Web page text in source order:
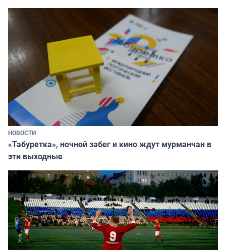
НОВОСТИ
«Табуретка», ночной забег и кино ждут мурманчан в
эти выходные